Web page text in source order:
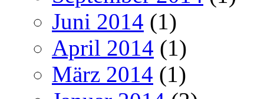
Juni 2014 (1)
April 2014 (1)
März 2014 (1)